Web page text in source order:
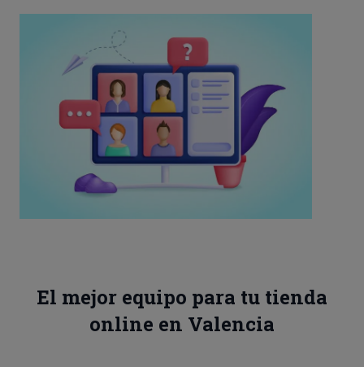
El mejor equipo para tu tienda
online en Valencia